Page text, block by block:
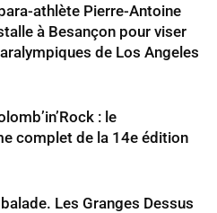
athlète Pierre-Antoine
à Besançon pour viser
de Los Angeles
: le
complet de la 14e édition
Les Granges Dessus